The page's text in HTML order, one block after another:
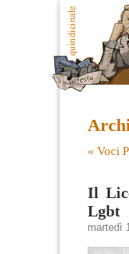
« Voci
Il
Lgbt
martedì